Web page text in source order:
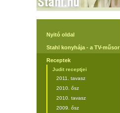
Nyitó oldal
Stahl konyhája - a TV-műsor
Receptek
Judit receptjei
2011. tavasz
2010. ősz
2010. tavasz
2009. ősz